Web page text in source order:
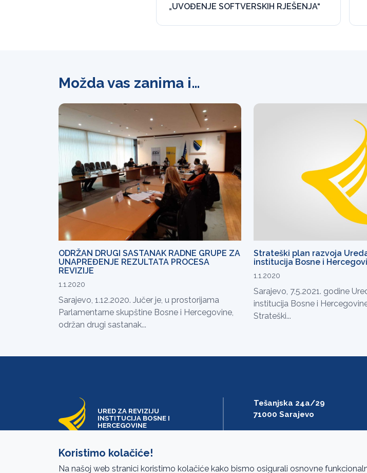
„UVOĐENJE SOFTVERSKIH RJEŠENJA“
Možda vas zanima i…
ODRŽAN DRUGI SASTANAK RADNE GRUPE ZA
UNAPREĐENJE REZULTATA PROCESA
REVIZIJE
1.1.2020
Sarajevo, 1.12.2020. Jučer je, u prostorijama
Parlamentarne skupštine Bosne i Hercegovine,
održan drugi sastanak...
Strateški plan razvoja
institucija Bosne i
1.1.2020
Sarajevo, 7.5.2021. godine
institucija Bosne i
Strateški...
URED ZA REVIZIJU
INSTITUCIJA BOSNE I
HERCEGOVINE
Tešanjska 24a/29
71000 Sarajevo
saibih@revizija.gov.ba
Koristimo kolačiće!
Na našoj web stranici koristimo kolačiće kako bismo osigurali osnovne